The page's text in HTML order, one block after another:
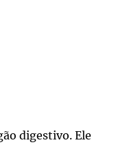
digestivo. Ele